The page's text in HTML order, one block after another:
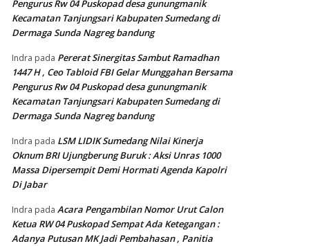
Pengurus Rw 04 Puskopad desa gunungmanik
Kecamatan Tanjungsari Kabupaten Sumedang di
Dermaga Sunda Nagreg bandung
Indra pada Pererat Sinergitas Sambut Ramadhan
1447 H , Ceo Tabloid FBI Gelar Munggahan Bersama
Pengurus Rw 04 Puskopad desa gunungmanik
Kecamatan Tanjungsari Kabupaten Sumedang di
Dermaga Sunda Nagreg bandung
Indra pada LSM LIDIK Sumedang Nilai Kinerja
Oknum BRI Ujungberung Buruk : Aksi Unras 1000
Massa Dipersempit Demi Hormati Agenda Kapolri
Di Jabar
Indra pada Acara Pengambilan Nomor Urut Calon
Ketua RW 04 Puskopad Sempat Ada Ketegangan :
Adanya Putusan MK Jadi Pembahasan , Panitia